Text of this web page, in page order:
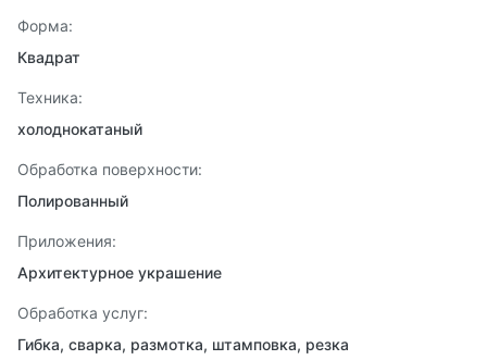
Форма:
Квадрат
Техника:
холоднокатаный
Обработка поверхности:
Полированный
Приложения:
Архитектурное украшение
Обработка услуг:
Гибка, сварка, размотка, штамповка, резка